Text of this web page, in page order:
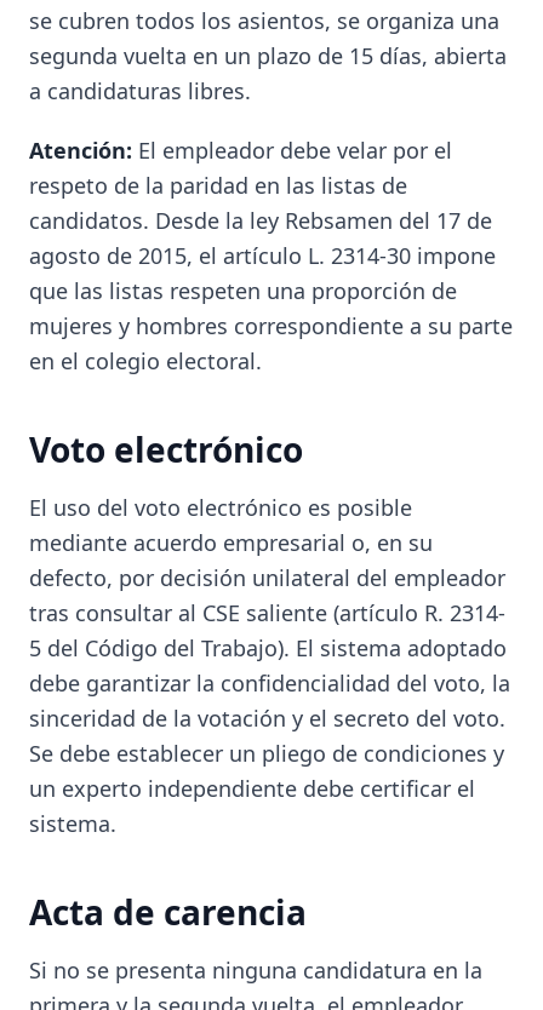
se cubren todos los asientos, se organiza una
segunda vuelta en un plazo de 15 días, abierta
a candidaturas libres.
Atención: El empleador debe velar por el
respeto de la paridad en las listas de
candidatos. Desde la ley Rebsamen del 17 de
agosto de 2015, el artículo L. 2314-30 impone
que las listas respeten una proporción de
mujeres y hombres correspondiente a su parte
en el colegio electoral.
Voto electrónico
El uso del voto electrónico es posible
mediante acuerdo empresarial o, en su
defecto, por decisión unilateral del empleador
tras consultar al CSE saliente (artículo R. 2314-
5 del Código del Trabajo). El sistema adoptado
debe garantizar la confidencialidad del voto, la
sinceridad de la votación y el secreto del voto.
Se debe establecer un pliego de condiciones y
un experto independiente debe certificar el
sistema.
Acta de carencia
Si no se presenta ninguna candidatura en la